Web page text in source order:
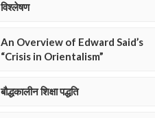
विश्लेषण
An Overview of Edward Said’s
“Crisis in Orientalism”
बौद्धकालीन शिक्षा पद्धति